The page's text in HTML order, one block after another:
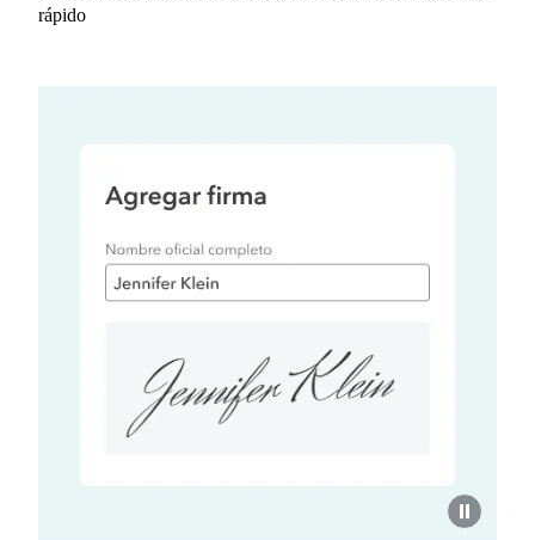
rápido